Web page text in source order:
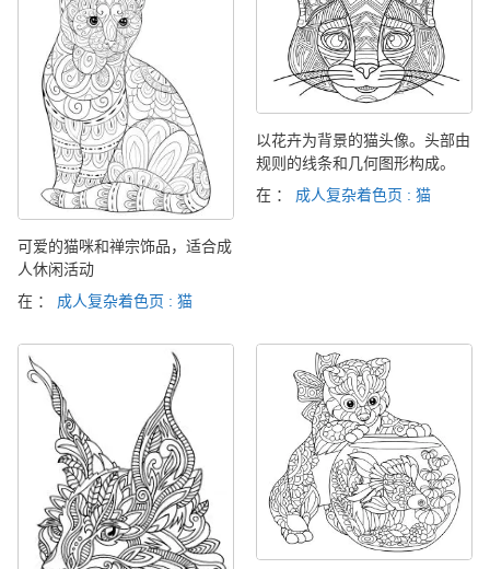
可爱的猫咪和禅宗饰品，适合成
人休闲活动
在 ： 成人复杂着色页 : 猫
以花卉为背景的猫头像。头部由
规则的线条和几何图形构成。
在 ： 成人复杂着色页 : 猫